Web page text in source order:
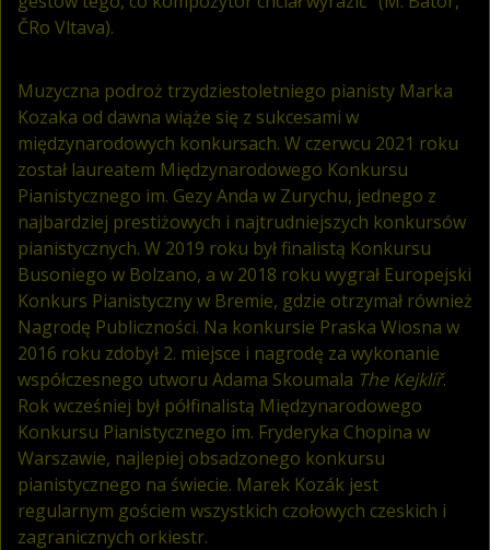
ČRo Vltava).
Muzyczna podroż trzydziestoletniego pianisty Marka
Kozaka od dawna wiąże się z sukcesami w
międzynarodowych konkursach. W czerwcu 2021 roku
został laureatem Międzynarodowego Konkursu
Pianistycznego im. Gezy Anda w Zurychu, jednego z
najbardziej prestiżowych i najtrudniejszych konkursów
pianistycznych. W 2019 roku był finalistą Konkursu
Busoniego w Bolzano, a w 2018 roku wygrał Europejski
Konkurs Pianistyczny w Bremie, gdzie otrzymał również
Nagrodę Publiczności. Na konkursie Praska Wiosna w
2016 roku zdobył 2. miejsce i nagrodę za wykonanie
współczesnego utworu Adama Skoumala The Kejklíř.
Rok wcześniej był półfinalistą Międzynarodowego
Konkursu Pianistycznego im. Fryderyka Chopina w
Warszawie, najlepiej obsadzonego konkursu
pianistycznego na świecie. Marek Kozák jest
regularnym gościem wszystkich czołowych czeskich i
zagranicznych orkiestr.